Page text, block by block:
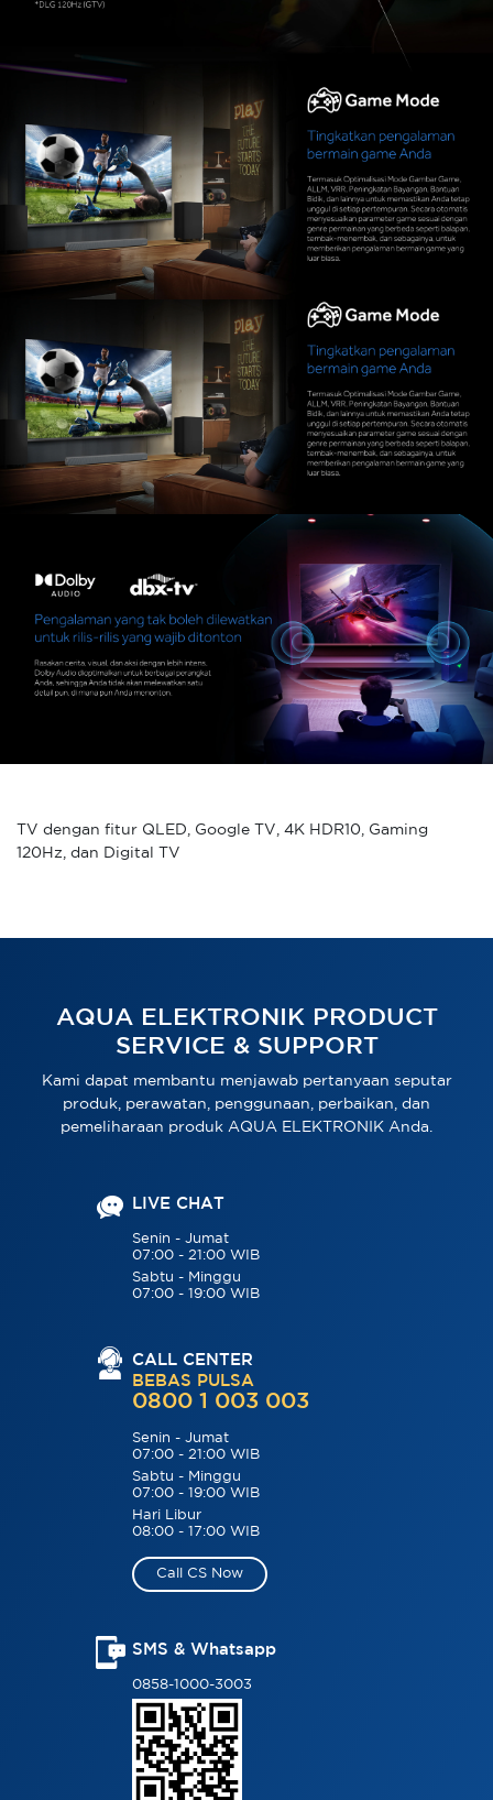
TV dengan fitur QLED, Google TV, 4K HDR10, Gaming
120Hz, dan Digital TV
AQUA ELEKTRONIK PRODUCT
SERVICE & SUPPORT
Kami dapat membantu menjawab pertanyaan seputar
produk, perawatan, penggunaan, perbaikan, dan
pemeliharaan produk AQUA ELEKTRONIK Anda.
LIVE CHAT
Senin - Jumat
07:00 - 21:00 WIB
Sabtu - Minggu
07:00 - 19:00 WIB
CALL CENTER
BEBAS PULSA
0800 1 003 003
Senin - Jumat
07:00 - 21:00 WIB
Sabtu - Minggu
07:00 - 19:00 WIB
Hari Libur
08:00 - 17:00 WIB
Call CS Now
SMS & Whatsapp
0858-1000-3003